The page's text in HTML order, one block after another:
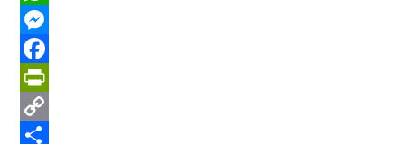
WhatsApp
Messenger
Facebook
PrintFriendly
Copy